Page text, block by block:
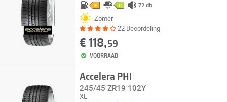
E C 72 db
Zomer
22 Beoordeling
€ 118,59
VOORRAAD
Accelera PHI
245/45 ZR19 102Y
XL